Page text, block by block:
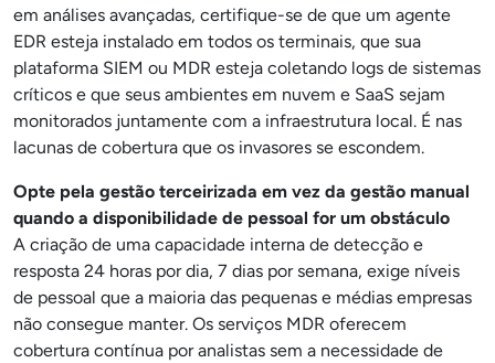
em análises avançadas, certifique-se de que um agente
EDR esteja instalado em todos os terminais, que sua
plataforma SIEM ou MDR esteja coletando logs de sistemas
críticos e que seus ambientes em nuvem e SaaS sejam
monitorados juntamente com a infraestrutura local. É nas
lacunas de cobertura que os invasores se escondem.
Opte pela gestão terceirizada em vez da gestão manual
quando a disponibilidade de pessoal for um obstáculo
A criação de uma capacidade interna de detecção e
resposta 24 horas por dia, 7 dias por semana, exige níveis
de pessoal que a maioria das pequenas e médias empresas
não consegue manter. Os serviços MDR oferecem
cobertura contínua por analistas sem a necessidade de